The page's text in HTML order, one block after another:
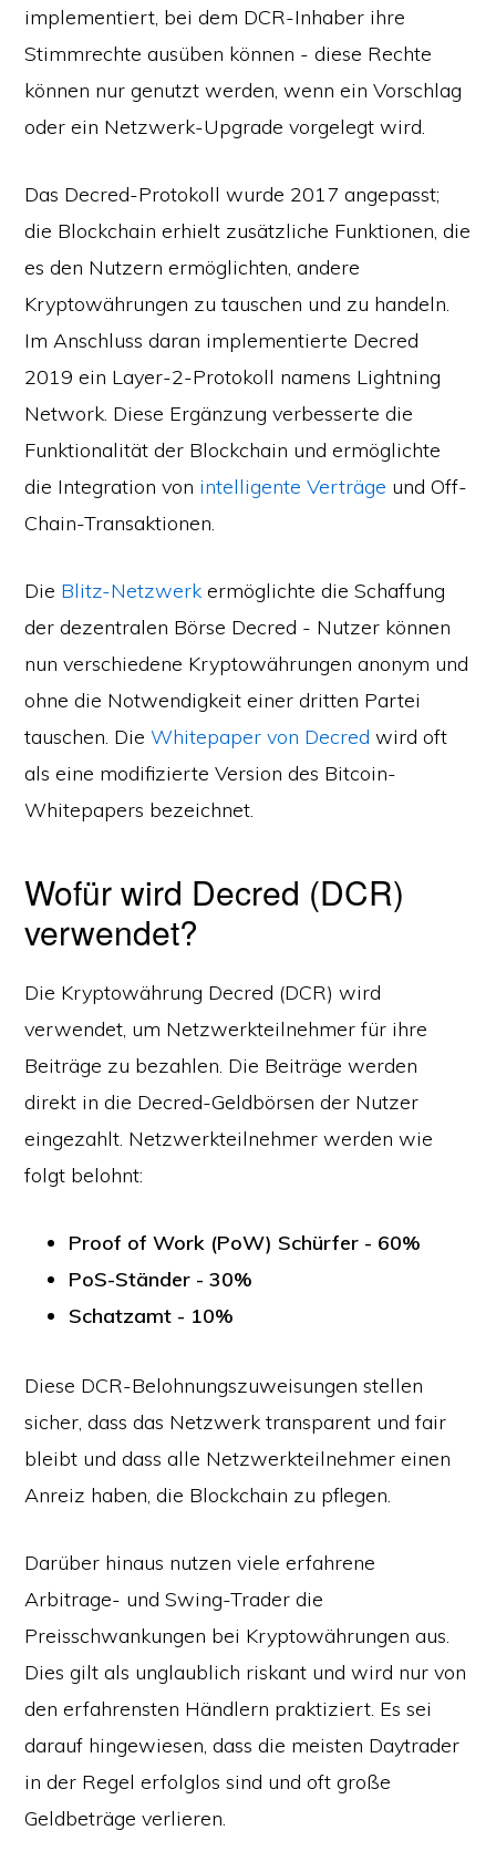
implementiert, bei dem DCR-Inhaber ihre
Stimmrechte ausüben können - diese Rechte
können nur genutzt werden, wenn ein Vorschlag
oder ein Netzwerk-Upgrade vorgelegt wird.
Das Decred-Protokoll wurde 2017 angepasst;
die Blockchain erhielt zusätzliche Funktionen, die
es den Nutzern ermöglichten, andere
Kryptowährungen zu tauschen und zu handeln.
Im Anschluss daran implementierte Decred
2019 ein Layer-2-Protokoll namens Lightning
Network. Diese Ergänzung verbesserte die
Funktionalität der Blockchain und ermöglichte
die Integration von intelligente Verträge und Off-
Chain-Transaktionen.
Die Blitz-Netzwerk ermöglichte die Schaffung
der dezentralen Börse Decred - Nutzer können
nun verschiedene Kryptowährungen anonym und
ohne die Notwendigkeit einer dritten Partei
tauschen. DieWhitepaper von Decred wird oft
als eine modifizierte Version des Bitcoin-
Whitepapers bezeichnet.
Wofür wird Decred (DCR)
verwendet?
Die Kryptowährung Decred (DCR) wird
verwendet, um Netzwerkteilnehmer für ihre
Beiträge zu bezahlen. Die Beiträge werden
direkt in die Decred-Geldbörsen der Nutzer
eingezahlt. Netzwerkteilnehmer werden wie
folgt belohnt:
Proof of Work (PoW) Schürfer - 60%
PoS-Ständer - 30%
Schatzamt - 10%
Diese DCR-Belohnungszuweisungen stellen
sicher, dass das Netzwerk transparent und fair
bleibt und dass alle Netzwerkteilnehmer einen
Anreiz haben, die Blockchain zu pflegen.
Darüber hinaus nutzen viele erfahrene
Arbitrage- und Swing-Trader die
Preisschwankungen bei Kryptowährungen aus.
Dies gilt als unglaublich riskant und wird nur von
den erfahrensten Händlern praktiziert. Es sei
darauf hingewiesen, dass die meisten Daytrader
in der Regel erfolglos sind und oft große
Geldbeträge verlieren.